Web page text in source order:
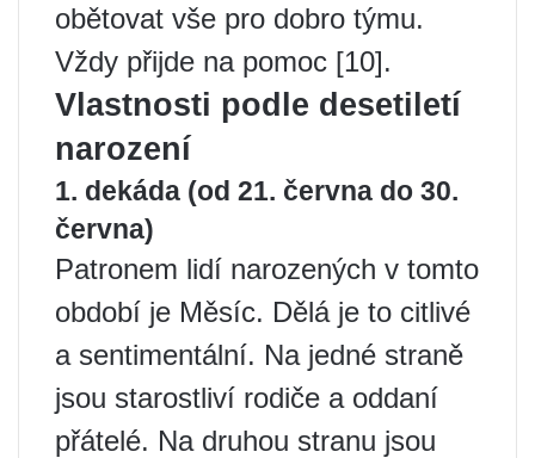
obětovat vše pro dobro týmu.
Vždy přijde na pomoc [10].
Vlastnosti podle desetiletí
narození
1. dekáda (od 21. června do 30.
června)
Patronem lidí narozených v tomto
období je Měsíc. Dělá je to citlivé
a sentimentální. Na jedné straně
jsou starostliví rodiče a oddaní
přátelé. Na druhou stranu jsou